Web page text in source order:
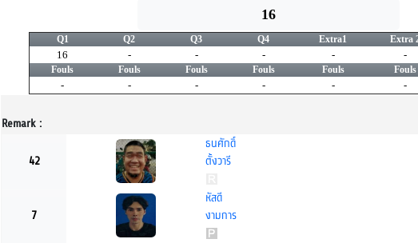
16
Q1 Q2 Q3 Q4 Extra1 Extra
16 - - - - -
Fouls Fouls Fouls Fouls Fouls Fouls
- - - - - -
Remark :
42
ธนศักดิ์
ตั้งวารี
7
หัสดี
งามการ